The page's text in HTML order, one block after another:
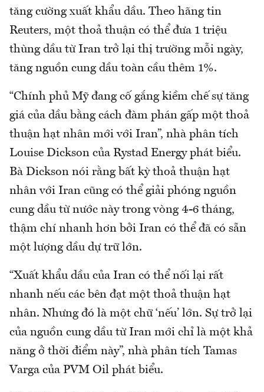
tăng cường xuất khẩu dầu. Theo hãng tin
Reuters, một thoả thuận có thể đưa 1 triệu
thùng dầu từ Iran trở lại thị trường mỗi ngày,
tăng nguồn cung dầu toàn cầu thêm 1%.
“Chính phủ Mỹ đang cố gắng kiềm chế sự tăng
giá của dầu bằng cách đàm phán gấp một thoả
thuận hạt nhân mới với Iran”, nhà phân tích
Louise Dickson của Rystad Energy phát biểu.
Bà Dickson nói rằng bất kỳ thoả thuận hạt
nhân với Iran cũng có thể giải phóng nguồn
cung dầu từ nước này trong vòng 4-6 tháng,
thậm chí nhanh hơn bởi Iran có thể đã có sẵn
một lượng dầu dự trữ lớn.
“Xuất khẩu dầu của Iran có thể nối lại rất
nhanh nếu các bên đạt một thoả thuận hạt
nhân. Nhưng đó là một chữ ‘nếu’ lớn. Sự trở lại
của nguồn cung dầu từ Iran mới chỉ là một khả
năng ở thời điểm này”, nhà phân tích Tamas
Varga của PVM Oil phát biểu.